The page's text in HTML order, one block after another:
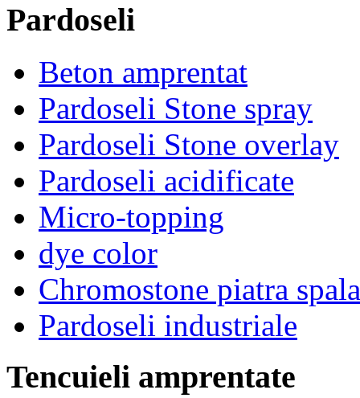
Pardoseli
Beton amprentat
Pardoseli Stone spray
Pardoseli Stone overlay
Pardoseli acidificate
Micro-topping
dye color
Chromostone piatra
Pardoseli industriale
Tencuieli amprentate